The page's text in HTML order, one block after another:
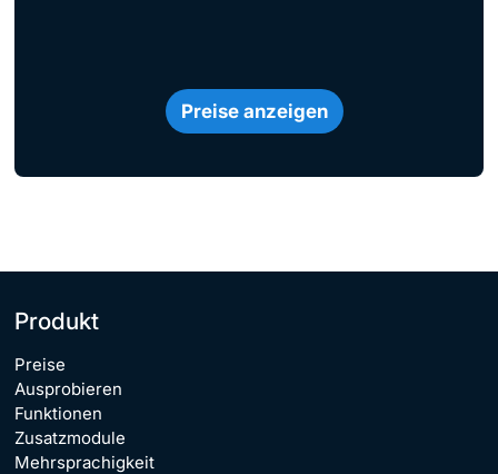
Preise anzeigen
Produkt
Preise
Ausprobieren
Funktionen
Zusatzmodule
Mehrsprachigkeit